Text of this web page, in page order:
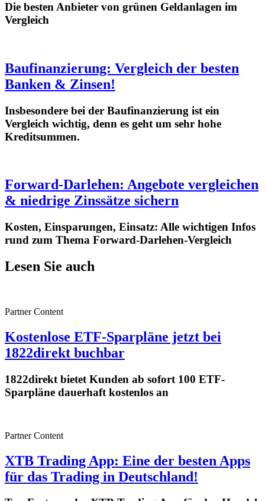
Die besten Anbieter von grünen Geldanlagen im
Vergleich
Baufinanzierung: Vergleich der besten
Banken & Zinsen!
Insbesondere bei der Baufinanzierung ist ein
Vergleich wichtig, denn es geht um sehr hohe
Kreditsummen.
Forward-Darlehen: Angebote vergleichen
& niedrige Zinssätze sichern
Kosten, Einsparungen, Einsatz: Alle wichtigen Infos
rund zum Thema Forward-Darlehen-Vergleich
Lesen Sie auch
Partner Content
Kostenlose ETF-Sparpläne jetzt bei
1822direkt buchbar
1822direkt bietet Kunden ab sofort 100 ETF-
Sparpläne dauerhaft kostenlos an
Partner Content
XTB Trading App: Eine der besten Apps
für das Trading in Deutschland!